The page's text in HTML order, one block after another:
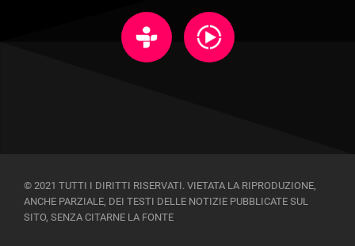
© 2021 TUTTI I DIRITTI RISERVATI. VIETATA LA RIPRODUZIONE,
ANCHE PARZIALE, DEI TESTI DELLE NOTIZIE PUBBLICATE SUL
SITO, SENZA CITARNE LA FONTE